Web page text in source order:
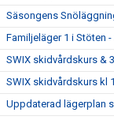
Säsongens
Familjeläger 1 i Stöten
SWIX skidvårdskurs &
SWIX skidvårdskurs kl
Uppdaterad lägerplan